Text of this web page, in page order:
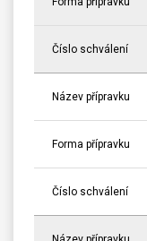
Číslo schválení
Název přípravku
Forma přípravku
Číslo schválení